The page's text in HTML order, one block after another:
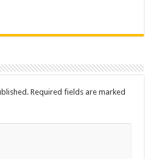
Required fields are marked